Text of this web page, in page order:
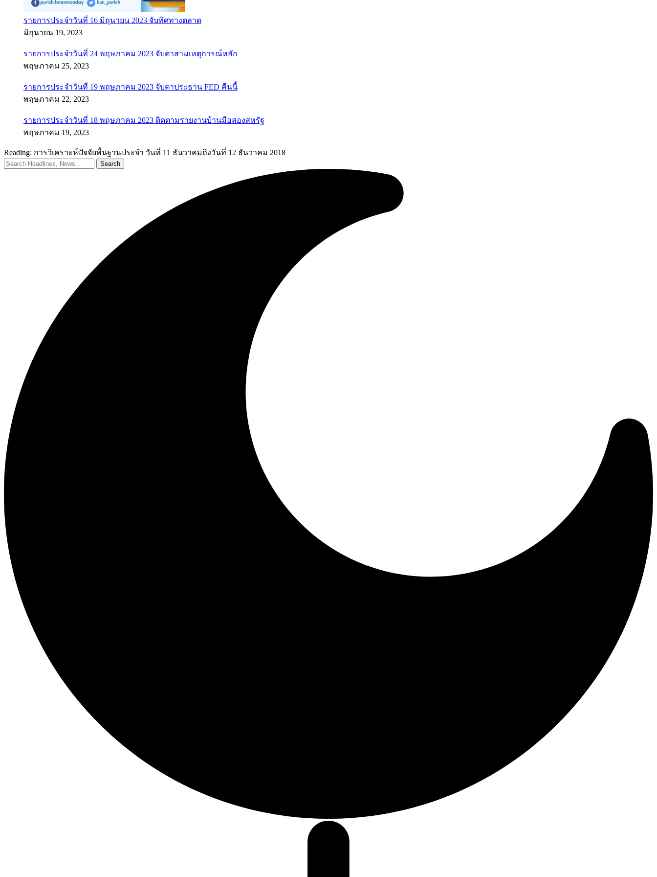
รายการประจำวันที่ 16 มิถุนายน 2023 จับทิศทางตลาด
มิถุนายน 19, 2023
รายการประจำวันที่ 24 พฤษภาคม 2023 จับตาสามเหตุการณ์หลัก
พฤษภาคม 25, 2023
รายการประจำวันที่ 19 พฤษภาคม 2023 จับตาประธาน FED คืนนี้
พฤษภาคม 22, 2023
รายการประจำวันที่ 18 พฤษภาคม 2023 ติดตามรายงานบ้านมือสองสหรัฐ
พฤษภาคม 19, 2023
Reading: การวิเคราะห์ปัจจัยพื้นฐานประจำ วันที่ 11 ธันวาคมถึงวันที่ 12 ธันวาคม 2018